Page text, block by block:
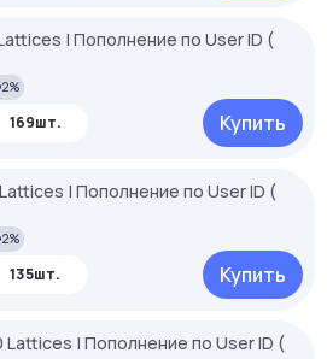
| Пополнение по User ID (
2%
169шт. Купить
| Пополнение по User ID (
2%
135шт. Купить
Lattices | Пополнение по User ID (